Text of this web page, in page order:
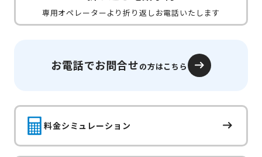
専用オペレーターより折り返しお電話いたします
お電話でお問合せの方はこちら
料金シミュレーション